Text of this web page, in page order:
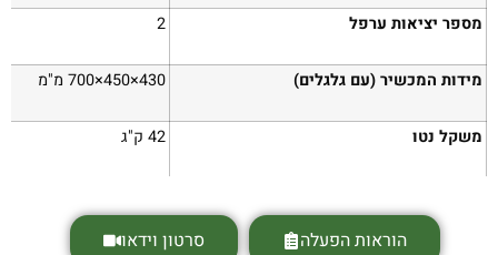
מספר יציאות ערפל 2
מידות המכשיר (עם גלגלים) 430×450×700 מ"מ
משקל נטו 42 ק"ג
הוראות הפעלה סרטון וידאו